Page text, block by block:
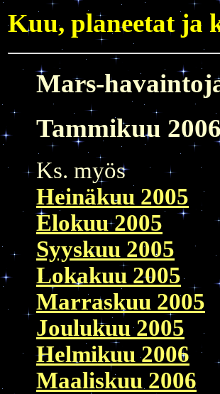
Kuu, planeetat ja
Mars-
Tammikuu 2006
Ks. myös
Heinäkuu 2005
Elokuu 2005
Syyskuu 2005
Lokakuu 2005
Marraskuu 2005
Joulukuu 2005
Helmikuu 2006
Maaliskuu 2006